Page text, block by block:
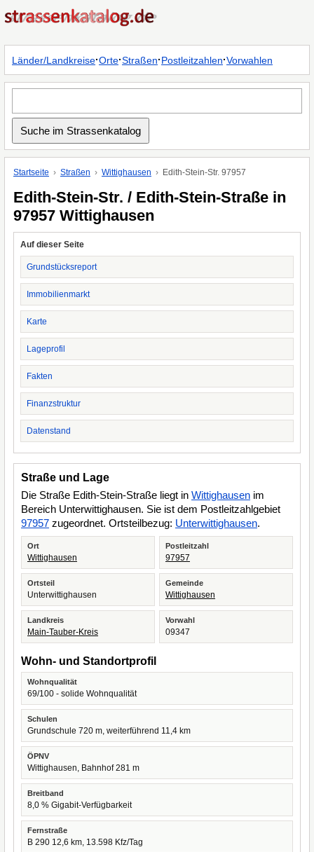
Länder/Landkreise·Orte·Straßen·Postleitzahlen·Vorwahlen
Startseite Straßen Wittighausen Edith-Stein-Str. 97957
Edith-Stein-Str. / Edith-Stein-Straße in
97957 Wittighausen
Auf dieser Seite
Grundstücksreport
Immobilienmarkt
Karte
Lageprofil
Fakten
Finanzstruktur
Datenstand
Straße und Lage
Die Straße Edith-Stein-Straße liegt in Wittighausen im
Bereich Unterwittighausen. Sie ist dem Postleitzahlgebiet
97957 zugeordnet. Ortsteilbezug: Unterwittighausen.
Ort
Wittighausen
Postleitzahl
97957
Ortsteil
Unterwittighausen
Gemeinde
Wittighausen
Landkreis
Main-Tauber-Kreis
Vorwahl
09347
Wohn- und Standortprofil
Wohnqualität
69/100 - solide Wohnqualität
Schulen
Grundschule 720 m, weiterführend 11,4 km
ÖPNV
Wittighausen, Bahnhof 281 m
Breitband
8,0 % Gigabit-Verfügbarkeit
Fernstraße
B 290 12,6 km, 13.598 Kfz/Tag